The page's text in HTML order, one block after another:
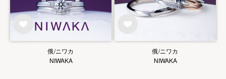
俄/ニワカ
NIWAKA
俄/ニワカ
NIWAKA